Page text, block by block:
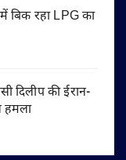
बिक रहा LPG का
दिलीप की ईरान-
हमला